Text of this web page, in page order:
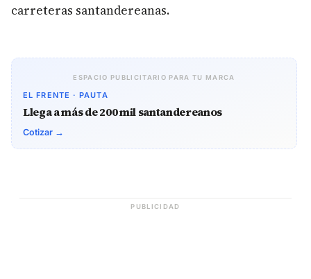
carreteras santandereanas.
ESPACIO PUBLICITARIO PARA TU MARCA
EL FRENTE · PAUTA
Llega a más de 200 mil santandereanos
Cotizar →
PUBLICIDAD